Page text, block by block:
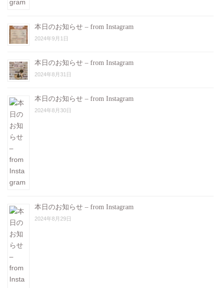
本日のお知らせ – from Instagram
2024年9月1日
本日のお知らせ – from Instagram
2024年8月31日
本日のお知らせ – from Instagram
2024年8月30日
本日のお知らせ – from Instagram
2024年8月29日